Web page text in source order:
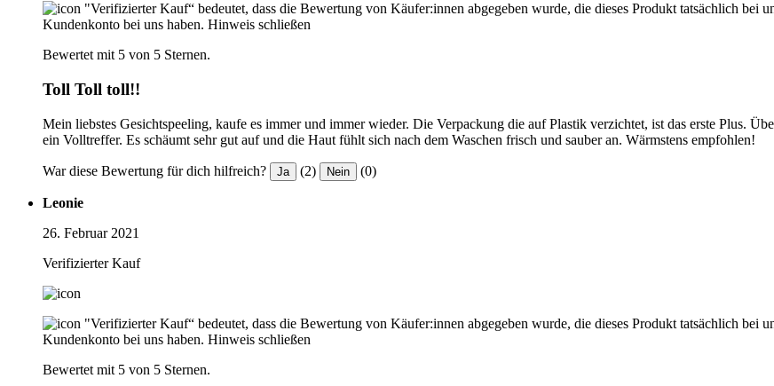
"Verifizierter Kauf“ bedeutet, dass die Bewertung von Käufer:innen abgegeben wurde, die dieses Produkt tatsächlich bei
Kundenkonto bei uns haben. Hinweis schließen
Bewertet mit 5 von 5 Sternen.
Toll Toll toll!!
Mein liebstes Gesichtspeeling, kaufe es immer und immer wieder. Die Verpackung die auf Plastik verzichtet, ist das erste Plus.
ein Volltreffer. Es schäumt sehr gut auf und die Haut fühlt sich nach dem Waschen frisch und sauber an. Wärmstens empfohlen!
War diese Bewertung für dich hilfreich? Ja (2) Nein (0)
Leonie
26. Februar 2021
Verifizierter Kauf
"Verifizierter Kauf“ bedeutet, dass die Bewertung von Käufer:innen abgegeben wurde, die dieses Produkt tatsächlich bei
Kundenkonto bei uns haben. Hinweis schließen
Bewertet mit 5 von 5 Sternen.